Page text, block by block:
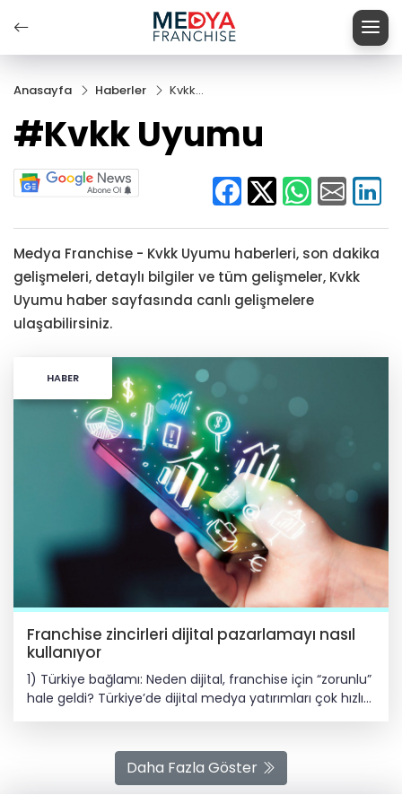
Anasayfa Haberler
Kvkk
#Kvkk Uyumu
Medya Franchise - Kvkk Uyumu haberleri, son dakika
gelişmeleri, detaylı bilgiler ve tüm gelişmeler, Kvkk
Uyumu haber sayfasında canlı gelişmelere
ulaşabilirsiniz.
HABER
Franchise zincirleri dijital pazarlamayı nasıl
kullanıyor
1) Türkiye bağlamı: Neden dijital, franchise için “zorunlu”
hale geldi? Türkiye’de dijital medya yatırımları çok hızlı
büyüdü ve dijital, toplam medya yatırımlarında en
yatırımlarının 158,03 milyar TL seviyesine çıktığı ve
dijitalin payının %74,2 olduğu raporlanıyor. Bu büyüme
“franchise” için kritik çünkü franchise iş modeli ölçek +
Daha Fazla Göster